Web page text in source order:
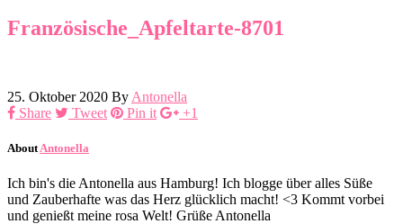
Französische_Apfeltarte-8701
25. Oktober 2020 By Antonella
Share
Tweet Pin it +1
About Antonella
Ich bin's die Antonella aus Hamburg! Ich blogge über alles Süße
und Zauberhafte was das Herz glücklich macht! <3 Kommt vorbei
und genießt meine rosa Welt! Grüße Antonella